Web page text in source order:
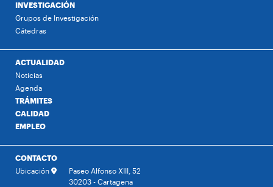
INVESTIGACIÓN
Grupos de Investigación
Cátedras
ACTUALIDAD
Noticias
Agenda
TRÁMITES
CALIDAD
EMPLEO
CONTACTO
Ubicación
Paseo Alfonso XIII, 52
30203 - Cartagena